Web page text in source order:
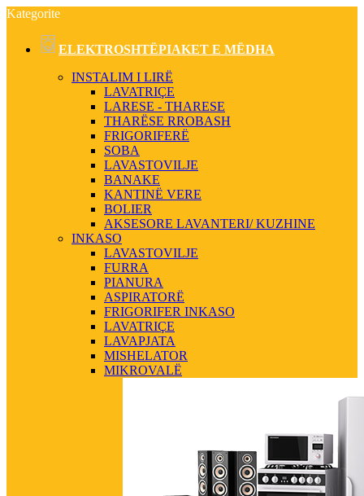
Kategorite
ELEKTROSHTËPIAKET E MËDHA
INSTALIM I LIRË
LAVATRIÇE
LARESE - THARESE
THARËSE RROBASH
FRIGORIFERË
SOBA
LAVASTOVILJE
BANAKE
KANTINË VERE
BOLIER
AKSESORE LAVANTERI/ KUZHINE
INKASO
LAVASTOVILJE
FURRA
PIANURA
ASPIRATORË
FRIGORIFER INKASO
LAVATRIÇE
LAVAPJATA
MISHELATOR
MIKROVALË